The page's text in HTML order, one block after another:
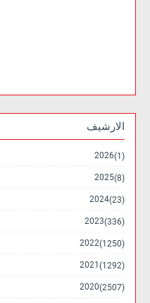
الارشيف
2026 (1)
2025 (8)
2024 (23)
2023 (336)
2022 (1250)
2021 (1292)
2020 (2507)